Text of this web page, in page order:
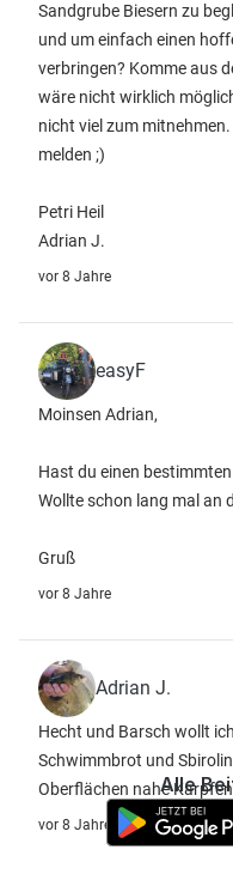
Sandgrube Biesern zu
und um einfach einen
verbringen? Komme aus
wäre nicht wirklich
nicht viel zum
melden ;)
Petri Heil
Adrian J.
vor 8 Jahre
easyF
Moinsen Adrian,
Hast du einen
Wollte schon lang mal an
Gruß
vor 8 Jahre
Adrian J.
Hecht und Barsch wollt
Schwimmbrot und
Oberflächen nahe
vor 8 Jahre
Alle